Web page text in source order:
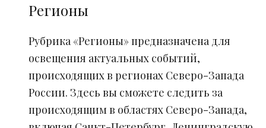
Регионы
Рубрика «Регионы» предназначена для
освещения актуальных событий,
происходящих в регионах Северо-Запада
России. Здесь вы сможете следить за
происходящим в областях Северо-Запада,